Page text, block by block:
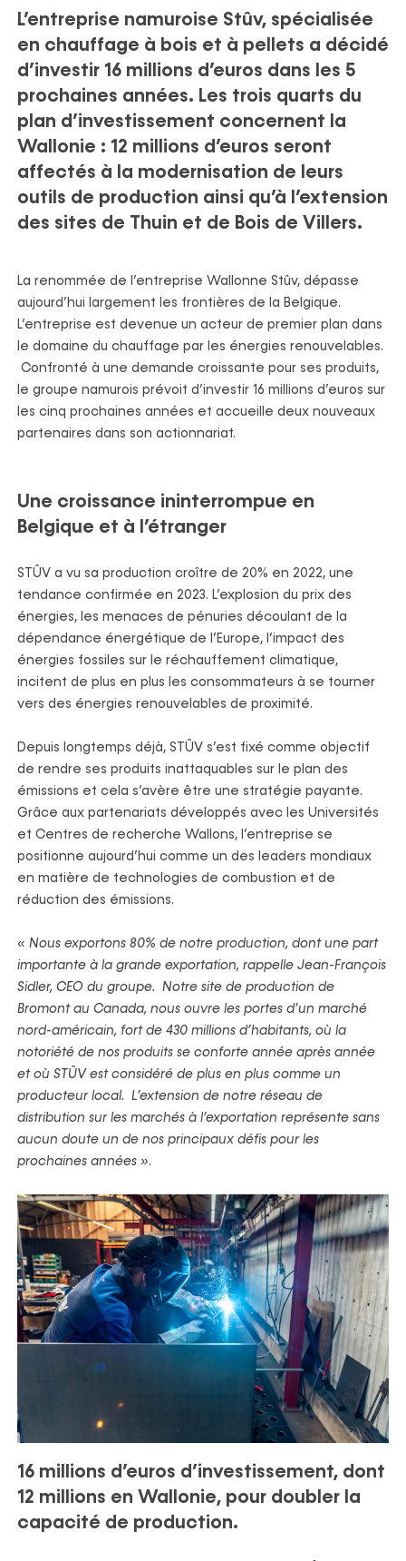
L’entreprise namuroise Stûv, spécialisée
en chauffage à bois et à pellets a décidé
d’investir 16 millions d’euros dans les 5
prochaines années. Les trois quarts du
plan d’investissement concernent la
Wallonie : 12 millions d’euros seront
affectés à la modernisation de leurs
outils de production ainsi qu’à l’extension
des sites de Thuin et de Bois de Villers.
La renommée de l’entreprise Wallonne Stûv, dépasse
aujourd’hui largement les frontières de la Belgique.
L’entreprise est devenue un acteur de premier plan dans
le domaine du chauffage par les énergies renouvelables.
Confronté à une demande croissante pour ses produits,
le groupe namurois prévoit d’investir 16 millions d’euros sur
les cinq prochaines années et accueille deux nouveaux
partenaires dans son actionnariat.
Une croissance ininterrompue en
Belgique et à l’étranger
STÛV a vu sa production croître de 20% en 2022, une
tendance confirmée en 2023. L’explosion du prix des
énergies, les menaces de pénuries découlant de la
dépendance énergétique de l’Europe, l’impact des
énergies fossiles sur le réchauffement climatique,
incitent de plus en plus les consommateurs à se tourner
vers des énergies renouvelables de proximité.
Depuis longtemps déjà, STÛV s’est fixé comme objectif
de rendre ses produits inattaquables sur le plan des
émissions et cela s’avère être une stratégie payante.
Grâce aux partenariats développés avec les Universités
et Centres de recherche Wallons, l’entreprise se
positionne aujourd’hui comme un des leaders mondiaux
en matière de technologies de combustion et de
réduction des émissions.
« Nous exportons 80% de notre production, dont une part
importante à la grande exportation, rappelle Jean-François
Sidler, CEO du groupe. Notre site de production de
Bromont au Canada, nous ouvre les portes d’un marché
nord-américain, fort de 430 millions d’habitants, où la
notoriété de nos produits se conforte année après année
et où STÛV est considéré de plus en plus comme un
producteur local. L’extension de notre réseau de
distribution sur les marchés à l’exportation représente sans
aucun doute un de nos principaux défis pour les
prochaines années ».
16 millions d’euros d’investissement, dont
12 millions en Wallonie, pour doubler la
capacité de production.